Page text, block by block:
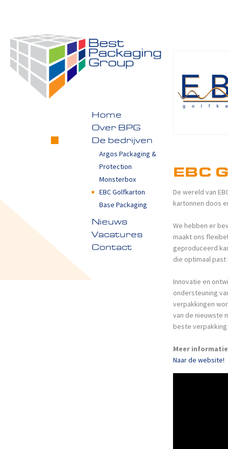
Home
Over BPG
De bedrijven
Argos Packaging &
Protection
Monsterbox
EBC Golfkarton
Base Packaging
Nieuws
Vacatures
Contact
EBC
De wereld van
kartonnen doos
We hebben er
maakt ons
geproduceerd
die optimaal
Innovatie en
ondersteuning
verpakkingen
van de nieuwste
beste
Meer
Naar de website!